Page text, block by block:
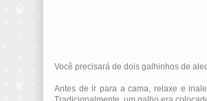
Você precisará de dois galhinhos de
Antes de ir para a cama, relaxe e